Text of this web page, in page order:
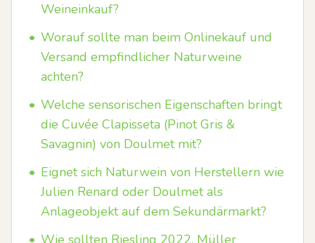
Weineinkauf?
• Worauf sollte man beim Onlinekauf und
Versand empfindlicher Naturweine
achten?
• Welche sensorischen Eigenschaften bringt
die Cuvée Clapisseta (Pinot Gris &
Savagnin) von Doulmet mit?
• Eignet sich Naturwein von Herstellern wie
Julien Renard oder Doulmet als
Anlageobjekt auf dem Sekundärmarkt?
• Wie sollten Riesling 2022, Müller